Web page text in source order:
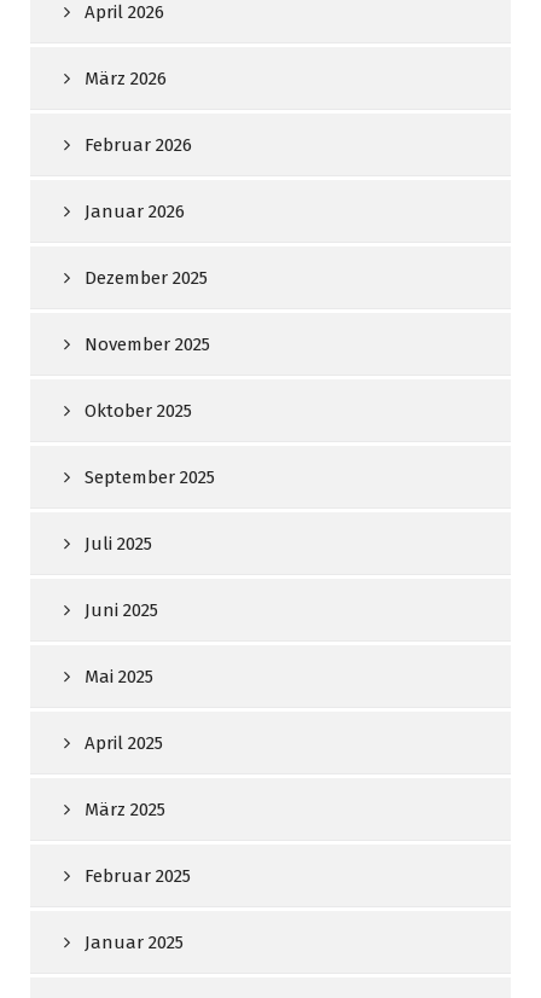
April 2026
März 2026
Februar 2026
Januar 2026
Dezember 2025
November 2025
Oktober 2025
September 2025
Juli 2025
Juni 2025
Mai 2025
April 2025
März 2025
Februar 2025
Januar 2025